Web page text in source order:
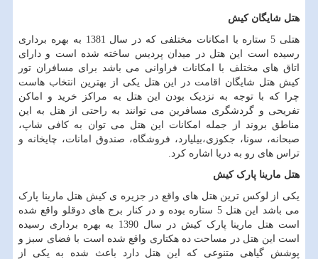
هتل شایگان کیش
هتلی 5 ستاره با امکانات مختلفی که در سال 1381 به بهره برداری
رسیده است این هتل در میدان پردیس ساخته شده است و دارای
اتاق های مختلف با امکانات فراوانی می باشد برای مسافران تور
کیش هتل شایگان اقامت در این هتل یکی از بهترین انتخاب هاست
چرا که با توجه به نزدیک بودن این هتل به مراکز خرید و اماکن
تفریحی و گردشگری مسافرین می توانند به راحتی از هتل به این
مناطق بروند از جمله امکانات این هتل می توان به کافی شاپ،
صبحانه، سونا، جکوزی،بیلیارد، فروشگاه، صندوق امانات، چایخانه و
تراس های رو به دریا اشاره کرد.
هتل مارینا پارک کیش
یکی از لوکس ترین هتل های واقع در جزیره ی کیش هتل مارینا پارک
می باشد این هتل 5 ستاره بوده و در کنار برج های دوقلو واقع شده
است هتل مارینا پارک کیش در سال 1390 به بهره برداری رسیده
است این هتل در مساحت ده هکتاری واقع شده است با فضای سبز و
پوشش گیاهی متنوعی که این هتل دارد باعث شده به یکی از